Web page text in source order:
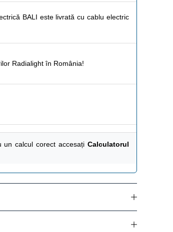
BALI este livrată cu cablu electric
Radialightîn România!
un calcul corect accesați Calculatorul